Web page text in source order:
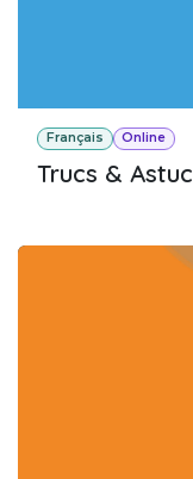
Français Online
Trucs &